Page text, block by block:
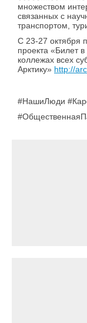
множеством
связанных с
транспортом,
С 23-27 октября
проекта «Билет
коллежах всех
Арктику» http://
#НашиЛюди